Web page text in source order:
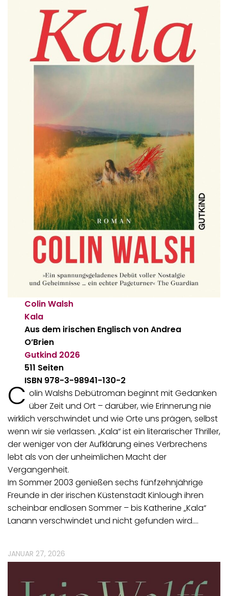
Colin Walsh
Kala
Aus dem irischen Englisch von Andrea
O’Brien
Gutkind 2026
511 Seiten
ISBN 978-3-98941-130-2
C olin Walshs Debütroman beginnt mit Gedanken
über Zeit und Ort – darüber, wie Erinnerung nie
wirklich verschwindet und wie Orte uns prägen, selbst
wenn wir sie verlassen. „Kala“ ist ein literarischer Thriller,
der weniger von der Aufklärung eines Verbrechens
lebt als von der unheimlichen Macht der
Vergangenheit.
Im Sommer 2003 genießen sechs fünfzehnjährige
Freunde in der irischen Küstenstadt Kinlough ihren
scheinbar endlosen Sommer – bis Katherine „Kala“
Lanann verschwindet und nicht gefunden wird.…
JANUAR 27, 2026